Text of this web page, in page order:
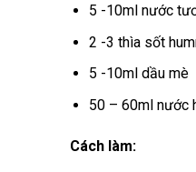
5 -10ml nước
2 -3 thìa sốt
5 -10ml dầu mè
50 – 60ml nước
Cách làm: